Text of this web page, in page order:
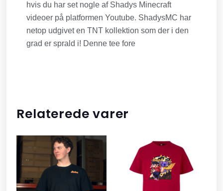
hvis du har set nogle af Shadys Minecraft
videoer på platformen Youtube. ShadysMC har
netop udgivet en TNT kollektion som der i den
grad er sprald i! Denne tee fore
Relaterede varer